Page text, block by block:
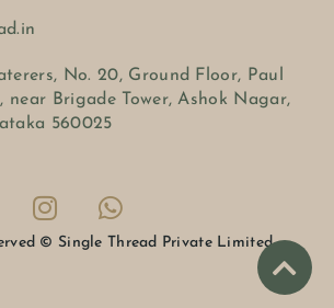
No. 20, Ground Floor, Paul
near Brigade Tower, Ashok Nagar,
560025
© Single Thread Private Limited